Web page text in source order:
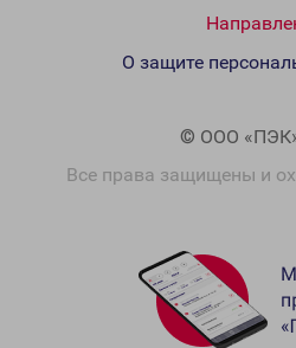
© ООО
Все права защищены и
О защите